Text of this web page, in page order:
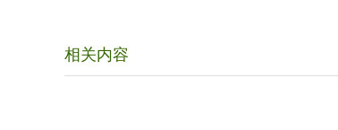
相关内容